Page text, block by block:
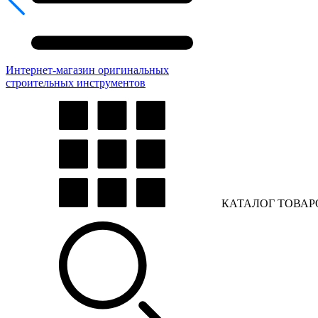
Интернет-магазин оригинальных
строительных инструментов
КАТАЛОГ